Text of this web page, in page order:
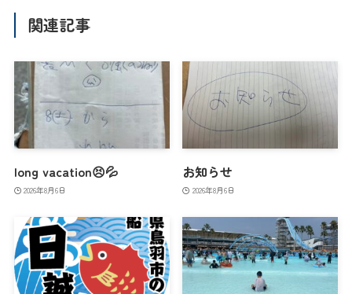
関連記事
long vacation😣💦
2026年8月6日
お知らせ
2026年8月6日